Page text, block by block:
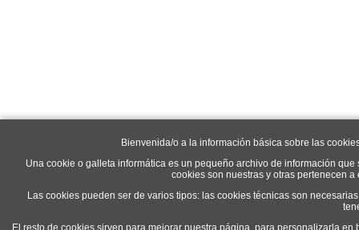
Bienvenida/o a la información básica sobre las
Una cookie o galleta informática es un pequeño archivo de información
cookies son nuestras y otras pertenecen
Las cookies pueden ser de varios tipos: las cookies técnicas son
El resto de cookies sirven para mejorar nuestra página, para personalizarla